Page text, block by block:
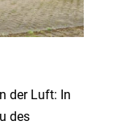
der Luft: In
des